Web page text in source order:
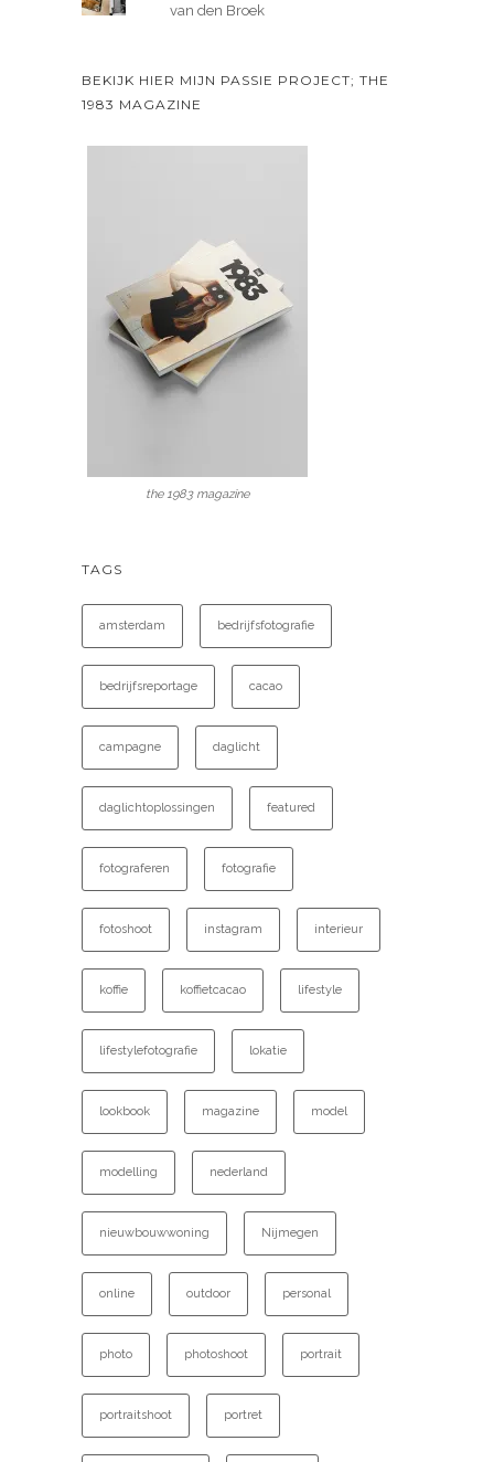
van den Broek
BEKIJK HIER MIJN PASSIE PROJECT; THE
1983 MAGAZINE
the 1983 magazine
TAGS
amsterdam bedrijfsfotografie
bedrijfsreportage cacao
campagne daglicht
daglichtoplossingen featured
fotograferen fotografie
fotoshoot instagram interieur
koffie koffietcacao lifestyle
lifestylefotografie lokatie
lookbook magazine model
modelling nederland
nieuwbouwwoning Nijmegen
online outdoor personal
photo photoshoot portrait
portraitshoot portret